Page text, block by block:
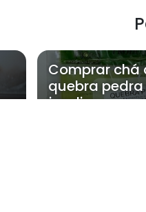
Comprar chá
quebra
jandira